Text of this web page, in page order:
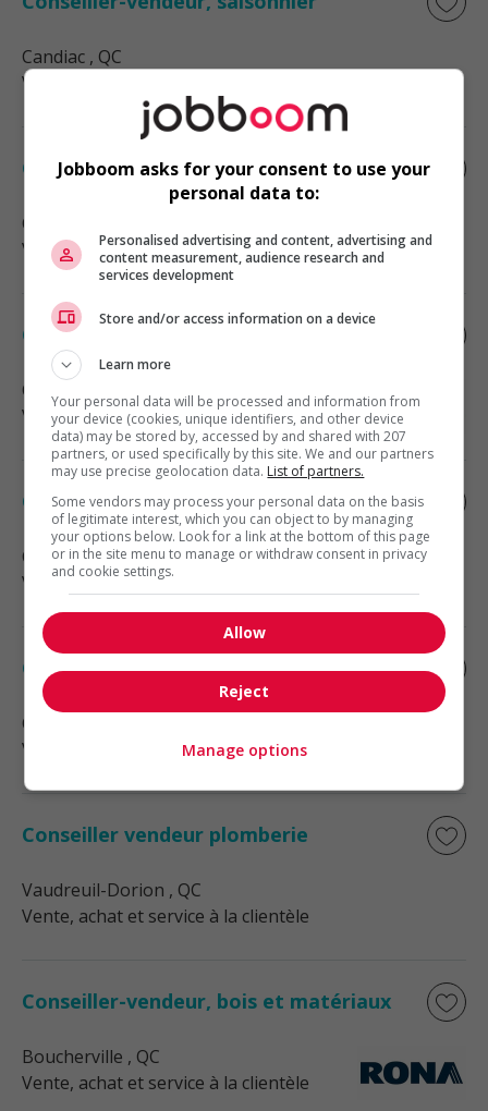
Candiac , QC
Vente, achat et service à la clientèle
Conseiller vendeur, peinture
Candiac
Vente, achat et service à la clientèle
Conseiller vendeur, quincaillerie
Cowansville
, QC
Vente, achat et service à la clientèle
Conseiller vendeur, quincaillerie
Candiac, QC
Vente, achat et service à la clientèle
Conseiller vendeur, matériaux
Candiac
Vente, achat et service à la clientèle
Conseiller vendeur plomberie
Vaudreuil-Dorion , QC
Vente, achat et service à la clientèle
Conseiller-vendeur, bois et matériaux
Boucherville , QC
Vente, achat et service à la clientèle
Jobboom asks for your consent to use your
personal data to:
Personalised advertising and content, advertising and
content measurement, audience research and
services development
Store and/or access information on a device
Learn more
Your personal data will be processed and information from
your device (cookies, unique identifiers, and other device
data) may be stored by, accessed by and shared with 207
partners, or used specifically by this site. We and our partners
may use precise geolocation data. List of partners.
Some vendors may process your personal data on the basis
of legitimate interest, which you can object to by managing
your options below. Look for a link at the bottom of this page
or in the site menu to manage or withdraw consent in privacy
and cookie settings.
Allow
Reject
Manage options